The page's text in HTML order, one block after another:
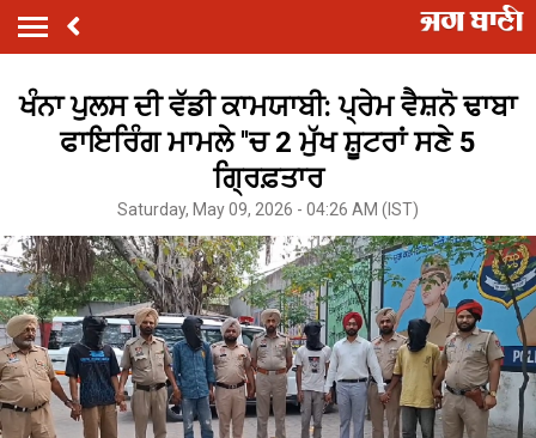
ਖੰਨਾ ਪੁਲਸ ਦੀ ਵੱਡੀ ਕਾਮਯਾਬੀ: ਪ੍ਰੇਮ ਵੈਸ਼ਨੋ ਢਾਬਾ
ਫਾਇਰਿੰਗ ਮਾਮਲੇ ''ਚ 2 ਮੁੱਖ ਸ਼ੂਟਰਾਂ ਸਣੇ 5
ਗ੍ਰਿਫ਼ਤਾਰ
Saturday, May 09, 2026 - 04:26 AM (IST)